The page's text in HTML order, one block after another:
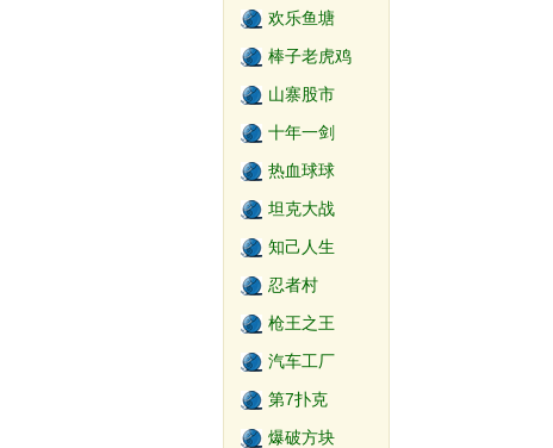
欢乐鱼塘
棒子老虎鸡
山寨股市
十年一剑
热血球球
坦克大战
知己人生
忍者村
枪王之王
汽车工厂
第7扑克
爆破方块